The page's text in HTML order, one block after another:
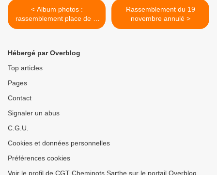
< Album photos :
rassemblement place de la
République au Mans cet
Rassemblement du 19
novembre annulé >
Hébergé par Overblog
Top articles
Pages
Contact
Signaler un abus
C.G.U.
Cookies et données personnelles
Préférences cookies
Voir le profil de CGT Cheminots Sarthe sur le portail Overblog